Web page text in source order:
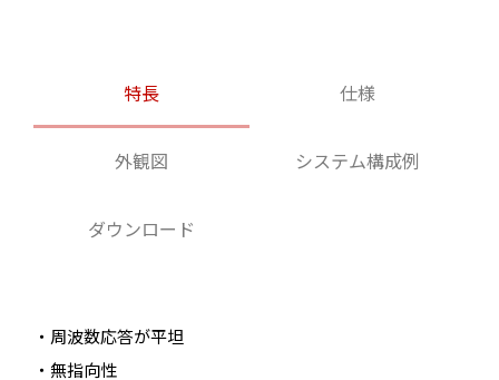
特長 仕様
外観図 システム構成例
ダウンロード
・周波数応答が平坦
・無指向性